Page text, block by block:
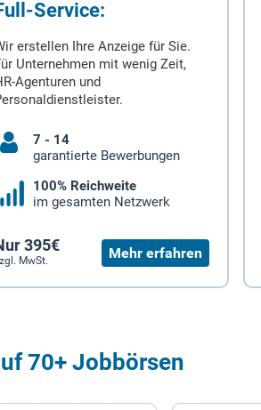
Service:
erstellen Ihre Anzeige für Sie.
Unternehmen mit wenig Zeit,
Agenturen und
7 - 14
garantierte Bewerbungen
100% Reichweite
im gesamten Netzwerk
395€
MwSt. Mehr erfahren
70+ Jobbörsen